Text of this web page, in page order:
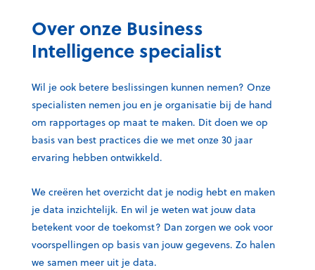
Over onze Business
Intelligence specialist
Wil je ook betere beslissingen kunnen nemen? Onze
specialisten nemen jou en je organisatie bij de hand
om rapportages op maat te maken. Dit doen we op
basis van best practices die we met onze 30 jaar
ervaring hebben ontwikkeld.
We creëren het overzicht dat je nodig hebt en maken
je data inzichtelijk. En wil je weten wat jouw data
betekent voor de toekomst? Dan zorgen we ook voor
voorspellingen op basis van jouw gegevens. Zo halen
we samen meer uit je data.